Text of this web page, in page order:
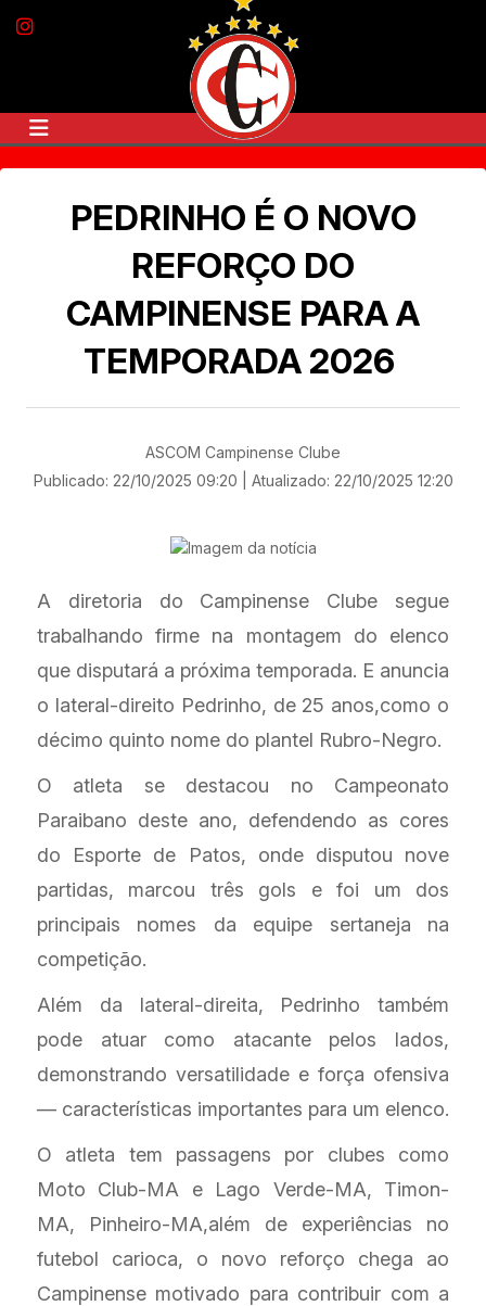
Instagram
Instagram
Clube
PEDRINHO É O NOVO
REFORÇO DO
CAMPINENSE PARA A
TEMPORADA 2026
ASCOM Campinense Clube
Publicado: 22/10/2025 09:20
Atualizado: 22/10/2025 12:20
A diretoria do Campinense Clube segue
trabalhando firme na montagem do elenco
que disputará a próxima temporada. E anuncia
o lateral-direito Pedrinho, de 25 anos,como o
décimo quinto nome do plantel Rubro-Negro.
O atleta se destacou no Campeonato
Paraibano deste ano, defendendo as cores
do Esporte de Patos, onde disputou nove
partidas, marcou três gols e foi um dos
principais nomes da equipe sertaneja na
competição.
Além da lateral-direita, Pedrinho também
pode atuar como atacante pelos lados,
demonstrando versatilidade e força ofensiva
— características importantes para um elenco.
O atleta tem passagens por clubes como
Moto Club-MA e Lago Verde-MA, Timon-
MA, Pinheiro-MA,além de experiências no
futebol carioca, o novo reforço chega ao
Campinense motivado para contribuir com a